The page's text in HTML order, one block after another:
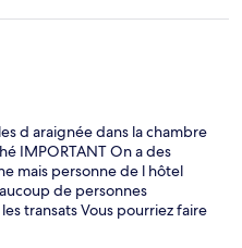
d araignée dans la chambre
IMPORTANT On a des
mais personne de l hôtel
de personnes
transats Vous pourriez faire
en temps Merci